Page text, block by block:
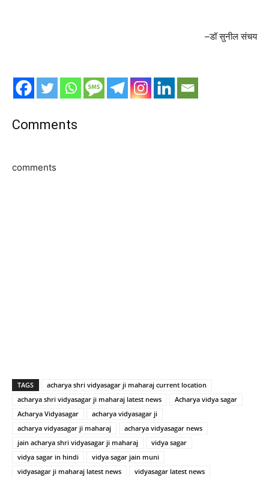
–डॉ सुनील संचय
Comments
comments
TAGS
acharya shri vidyasagar ji maharaj current location
acharya shri vidyasagar ji maharaj latest news
Acharya vidya sagar
Acharya Vidyasagar
acharya vidyasagar ji
acharya vidyasagar ji maharaj
acharya vidyasagar news
jain acharya shri vidyasagar ji maharaj
vidya sagar
vidya sagar in hindi
vidya sagar jain muni
vidyasagar ji maharaj latest news
vidyasagar latest news